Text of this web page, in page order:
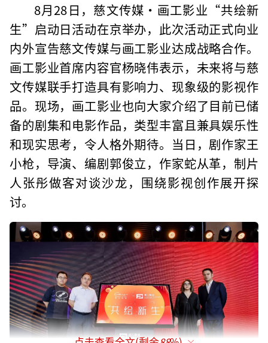
8月28日，慈文传媒·画工影业“共绘新
生”启动日活动在京举办，此次活动正式向业
内外宣告慈文传媒与画工影业达成战略合作。
画工影业首席内容官杨晓伟表示，未来将与慈
文传媒联手打造具有影响力、现象级的影视作
品。现场，画工影业也向大家介绍了目前已储
备的剧集和电影作品，类型丰富且兼具娱乐性
和现实思考，令人格外期待。当日，剧作家王
小枪，导演、编剧郭俊立，作家蛇从革，制片
人张彤做客对谈沙龙，围绕影视创作展开探
讨。